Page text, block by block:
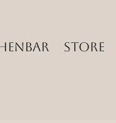
Store